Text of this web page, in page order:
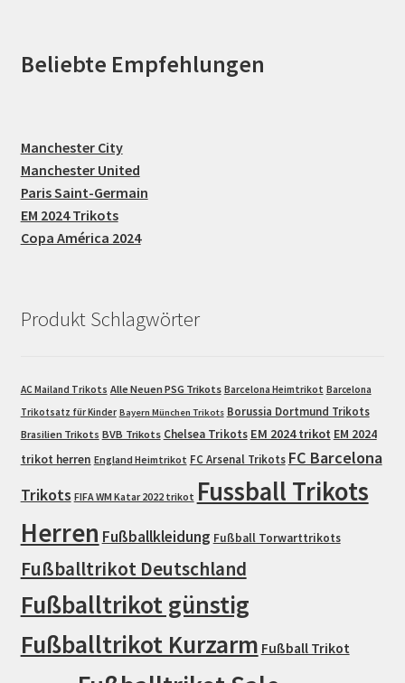
Beliebte Empfehlungen
Manchester City
Manchester United
Paris Saint-Germain
EM 2024 Trikots
Copa América 2024
Produkt Schlagwörter
AC Mailand Trikots Alle Neuen PSG Trikots Barcelona Heimtrikot Barcelona
Trikotsatz für Kinder Bayern München Trikots Borussia Dortmund Trikots
Brasilien Trikots BVB Trikots Chelsea Trikots EM 2024 trikot EM 2024
trikot herren England Heimtrikot FC Arsenal Trikots FC Barcelona
Trikots FIFA WM Katar 2022 trikot Fussball Trikots
Herren Fußballkleidung Fußball Torwarttrikots
Fußballtrikot Deutschland
Fußballtrikot günstig
Fußballtrikot Kurzarm Fußball Trikot